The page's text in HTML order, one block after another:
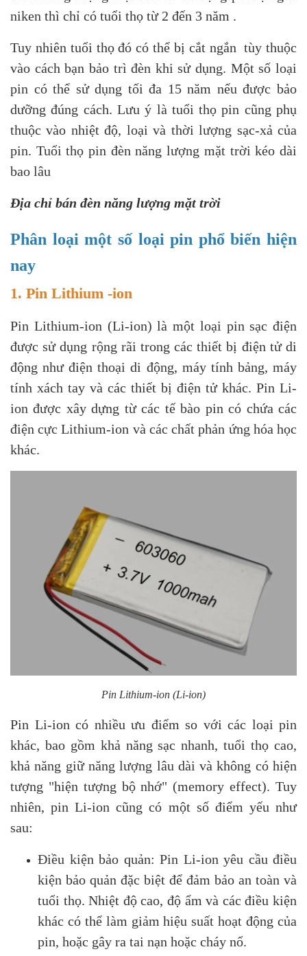
niken thì chỉ có tuổi thọ từ 2 đến 3 năm .
Tuy nhiên tuổi thọ đó có thể bị cắt ngắn tùy thuộc
vào cách bạn bảo trì đèn khi sử dụng. Một số loại
pin có thể sử dụng tối đa 15 năm nếu được bảo
dưỡng đúng cách. Lưu ý là tuổi thọ pin cũng phụ
thuộc vào nhiệt độ, loại và thời lượng sạc-xả của
pin. Tuổi thọ pin đèn năng lượng mặt trời kéo dài
bao lâu
Địa chỉ bán đèn năng lượng mặt trời
Phân loại một số loại pin phổ biến hiện
nay
1. Pin Lithium -ion
Pin Lithium-ion (Li-ion) là một loại pin sạc điện
được sử dụng rộng rãi trong các thiết bị điện tử di
động như điện thoại di động, máy tính bảng, máy
tính xách tay và các thiết bị điện tử khác. Pin Li-
ion được xây dựng từ các tế bào pin có chứa các
điện cực Lithium-ion và các chất phản ứng hóa học
khác.
Pin Lithium-ion (Li-ion)
Pin Li-ion có nhiều ưu điểm so với các loại pin
khác, bao gồm khả năng sạc nhanh, tuổi thọ cao,
khả năng giữ năng lượng lâu dài và không có hiện
tượng "hiện tượng bộ nhớ" (memory effect). Tuy
nhiên, pin Li-ion cũng có một số điểm yếu như
sau:
Điều kiện bảo quản: Pin Li-ion yêu cầu điều
kiện bảo quản đặc biệt để đảm bảo an toàn và
tuổi thọ. Nhiệt độ cao, độ ẩm và các điều kiện
khác có thể làm giảm hiệu suất hoạt động của
pin, hoặc gây ra tai nạn hoặc cháy nổ.